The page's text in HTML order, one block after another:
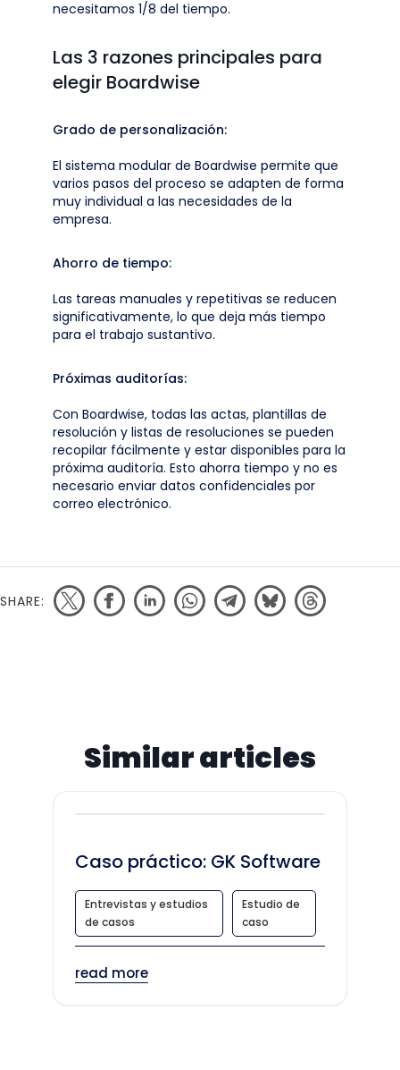
necesitamos 1/8 del tiempo.
Las 3 razones principales para
elegir Boardwise
Grado de personalización:
El sistema modular de Boardwise permite que
varios pasos del proceso se adapten de forma
muy individual a las necesidades de la
empresa.
Ahorro de tiempo:
Las tareas manuales y repetitivas se reducen
significativamente, lo que deja más tiempo
para el trabajo sustantivo.
Próximas auditorías:
Con Boardwise, todas las actas, plantillas de
resolución y listas de resoluciones se pueden
recopilar fácilmente y estar disponibles para la
próxima auditoría. Esto ahorra tiempo y no es
necesario enviar datos confidenciales por
correo electrónico.
SHARE:
Similar articles
Caso práctico: GK Software
Entrevistas y estudios
de casos
Estudio de
caso
read more